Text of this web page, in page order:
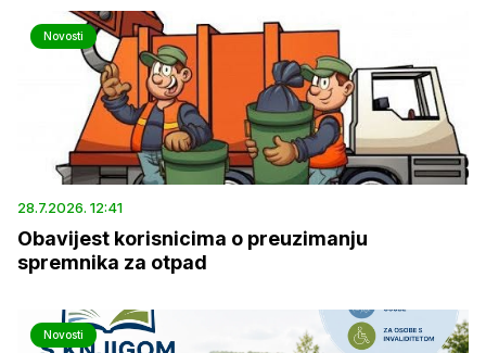
Novosti
28.7.2026. 12:41
Obavijest korisnicima o preuzimanju
spremnika za otpad
Novosti